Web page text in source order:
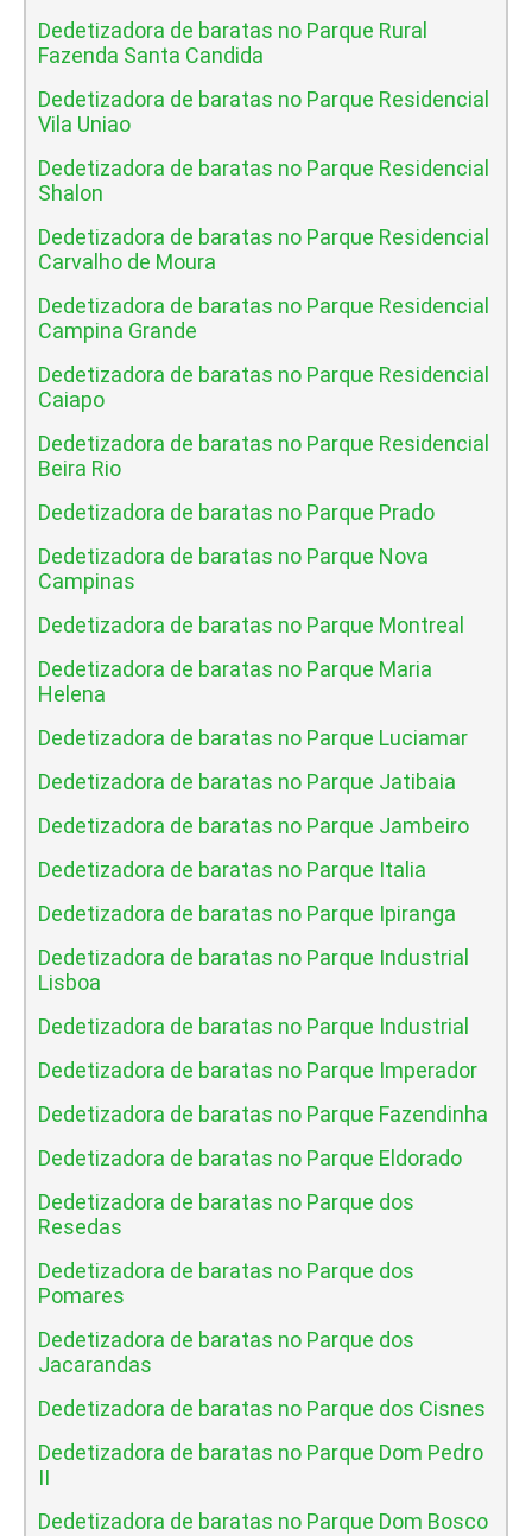
Dedetizadora de baratas no Parque Rural
Fazenda Santa Candida
Dedetizadora de baratas no Parque Residencial
Vila Uniao
Dedetizadora de baratas no Parque Residencial
Shalon
Dedetizadora de baratas no Parque Residencial
Carvalho de Moura
Dedetizadora de baratas no Parque Residencial
Campina Grande
Dedetizadora de baratas no Parque Residencial
Caiapo
Dedetizadora de baratas no Parque Residencial
Beira Rio
Dedetizadora de baratas no Parque Prado
Dedetizadora de baratas no Parque Nova
Campinas
Dedetizadora de baratas no Parque Montreal
Dedetizadora de baratas no Parque Maria
Helena
Dedetizadora de baratas no Parque Luciamar
Dedetizadora de baratas no Parque Jatibaia
Dedetizadora de baratas no Parque Jambeiro
Dedetizadora de baratas no Parque Italia
Dedetizadora de baratas no Parque Ipiranga
Dedetizadora de baratas no Parque Industrial
Lisboa
Dedetizadora de baratas no Parque Industrial
Dedetizadora de baratas no Parque Imperador
Dedetizadora de baratas no Parque Fazendinha
Dedetizadora de baratas no Parque Eldorado
Dedetizadora de baratas no Parque dos
Resedas
Dedetizadora de baratas no Parque dos
Pomares
Dedetizadora de baratas no Parque dos
Jacarandas
Dedetizadora de baratas no Parque dos Cisnes
Dedetizadora de baratas no Parque Dom Pedro
II
Dedetizadora de baratas no Parque Dom Bosco